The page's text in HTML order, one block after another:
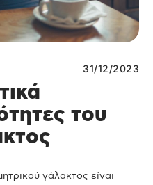
31/12/2023
του
γάλακτος είναι